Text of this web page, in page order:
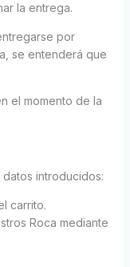
la entrega.
por
se entenderá que
el momento de la
introducidos:
carrito.
Roca mediante